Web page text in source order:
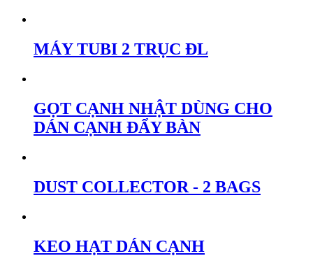
MÁY TUBI 2 TRỤC ĐL
GỌT CẠNH NHẬT DÙNG CHO
DÁN CẠNH ĐẨY BÀN
DUST COLLECTOR - 2 BAGS
KEO HẠT DÁN CẠNH